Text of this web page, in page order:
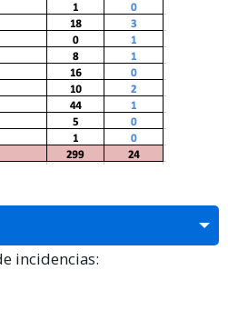
incidencias: